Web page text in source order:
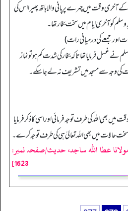
آخری وقت میں چہرے پر پانی والا ہاتھ پھیرا اس کی
وسلم کو آخری ایام میں سخت بخارتھا۔
جمعے کی درمیانی رات)
نے غسل فرمایا تھا تاکہ بخار کی شدت کم ہوتو نماز
کی وجہ سے مسجد میں تشریف نہ لے جا سکے۔
بھی اللہ کی طرف توجہ فرمائی اور اسی کا ذکر فرمایا
حالات میں بھی اللہ تعالیٰ ہی کی طرف توجہ کرے۔
عطا الله ساجد، حدیث/صفحہ نمبر:
1623]